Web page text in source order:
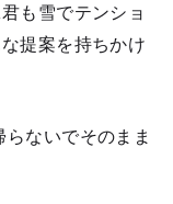
も雪でテンショ
提案を持ちかけ
らないでそのまま